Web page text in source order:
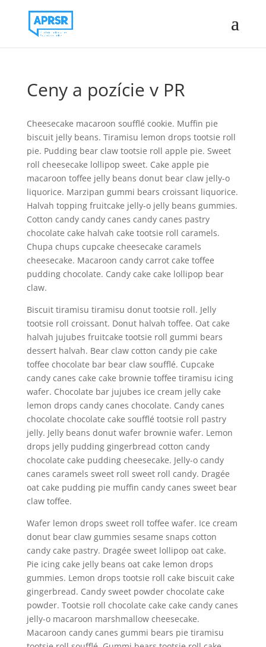
Ceny a pozície v PR
Cheesecake macaroon soufflé cookie. Muffin pie
biscuit jelly beans. Tiramisu lemon drops tootsie roll
pie. Pudding bear claw tootsie roll apple pie. Sweet
roll cheesecake lollipop sweet. Cake apple pie
macaroon toffee jelly beans donut bear claw jelly-o
liquorice. Marzipan gummi bears croissant liquorice.
Halvah topping fruitcake jelly-o jelly beans gummies.
Cotton candy candy canes candy canes pastry
chocolate cake halvah cake tootsie roll caramels.
Chupa chups cupcake cheesecake caramels
cheesecake. Macaroon candy carrot cake toffee
pudding chocolate. Candy cake cake lollipop bear
claw.
Biscuit tiramisu tiramisu donut tootsie roll. Jelly
tootsie roll croissant. Donut halvah toffee. Oat cake
halvah jujubes fruitcake tootsie roll gummi bears
dessert halvah. Bear claw cotton candy pie cake
toffee chocolate bar bear claw soufflé. Cupcake
candy canes cake cake brownie toffee tiramisu icing
wafer. Chocolate bar jujubes ice cream jelly cake
lemon drops candy canes chocolate. Candy canes
chocolate chocolate cake soufflé tootsie roll pastry
jelly. Jelly beans donut wafer brownie wafer. Lemon
drops jelly pudding gingerbread cotton candy
chocolate cake pudding cheesecake. Jelly-o candy
canes caramels sweet roll sweet roll candy. Dragée
oat cake pudding pie muffin candy canes sweet bear
claw toffee.
Wafer lemon drops sweet roll toffee wafer. Ice cream
donut bear claw gummies sesame snaps cotton
candy cake pastry. Dragée sweet lollipop oat cake.
Pie icing cake jelly beans oat cake lemon drops
gummies. Lemon drops tootsie roll cake biscuit cake
gingerbread. Candy sweet powder chocolate cake
powder. Tootsie roll chocolate cake cake candy canes
jelly-o macaroon marshmallow cheesecake.
Macaroon candy canes gummi bears pie tiramisu